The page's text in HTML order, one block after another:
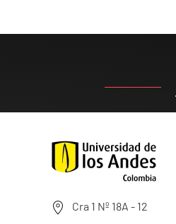
Cra 1 Nº 18A - 12